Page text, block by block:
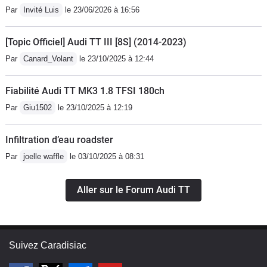
Par Invité Luis le 23/06/2026 à 16:56
[Topic Officiel] Audi TT III [8S] (2014-2023)
Par Canard_Volant le 23/10/2025 à 12:44
Fiabilité Audi TT MK3 1.8 TFSI 180ch
Par Giu1502 le 23/10/2025 à 12:19
Infiltration d’eau roadster
Par joelle waffle le 03/10/2025 à 08:31
Aller sur le Forum Audi TT
Suivez Caradisiac